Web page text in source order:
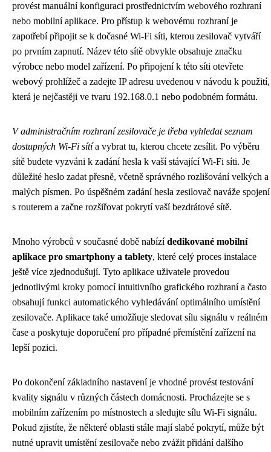
provést manuální konfiguraci prostřednictvím webového rozhraní
nebo mobilní aplikace. Pro přístup k webovému rozhraní je
zapotřebí připojit se k dočasné Wi-Fi síti, kterou zesilovač vytváří
po prvním zapnutí. Název této sítě obvykle obsahuje značku
výrobce nebo model zařízení. Po připojení k této síti otevřete
webový prohlížeč a zadejte IP adresu uvedenou v návodu k použití,
která je nejčastěji ve tvaru 192.168.0.1 nebo podobném formátu.
V administračním rozhraní zesilovače je třeba vyhledat seznam
dostupných Wi-Fi sítía vybrat tu, kterou chcete zesílit. Po výběru
sítě budete vyzváni k zadání hesla k vaší stávající Wi-Fi síti. Je
důležité heslo zadat přesně, včetně správného rozlišování velkých a
malých písmen. Po úspěšném zadání hesla zesilovač naváže spojení
s routerem a začne rozšiřovat pokrytí vaší bezdrátové sítě.
Mnoho výrobců v současné době nabízídedikované mobilní
aplikace pro smartphony a tablety, které celý proces instalace
ještě více zjednodušují. Tyto aplikace uživatele provedou
jednotlivými kroky pomocí intuitivního grafického rozhraní a často
obsahují funkci automatického vyhledávání optimálního umístění
zesilovače. Aplikace také umožňuje sledovat sílu signálu v reálném
čase a poskytuje doporučení pro případné přemístění zařízení na
lepší pozici.
Po dokončení základního nastavení je vhodné provést testování
kvality signálu v různých částech domácnosti. Procházejte se s
mobilním zařízením po místnostech a sledujte sílu Wi-Fi signálu.
Pokud zjistíte, že některé oblasti stále mají slabé pokrytí, může být
nutné upravit umístění zesilovače nebo zvážit přidání dalšího